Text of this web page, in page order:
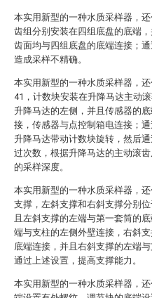
本实用新型的一种水质采样器，
齿组分别安装在四组底盘的底端
齿面均与四组底盘的底端连接；
造成采样不精确。
本实用新型的一种水质采样器，
41，计数块安装在升降马达主动
升降马达的左侧，并且传感器的
接，传感器与点控制箱电连接；
升降马达带动计数块旋转，然后
过次数，根据升降马达的主动滚
的采样深度。
本实用新型的一种水质采样器，
支撑，左斜支撑和右斜支撑分别
且左斜支撑的左端与第一套筒的
端与支柱的左侧外壁连接，右斜
底端连接，并且右斜支撑的左端
通过上述设置，提高支撑能力。
本实用新型的一种水质采样器，